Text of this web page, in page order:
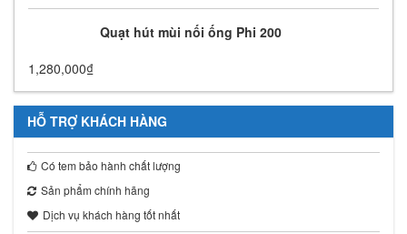
Quạt hút mùi nối ống Phi 200
1,280,000₫
HỖ TRỢ KHÁCH HÀNG
Có tem bảo hành chất lượng
Sản phẩm chính hãng
Dịch vụ khách hàng tốt nhất